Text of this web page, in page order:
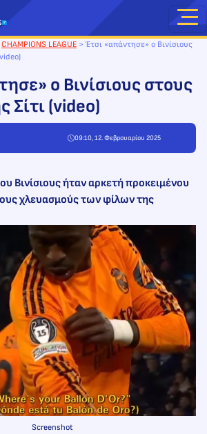
CHAMPIONS LEAGUE > Έτσι «απάντησε» ο Βινίσιους
ο Βινίσιους στους
Σίτι (video)
09:10, 12. Φεβρουαρίου 2025
Βινίσιους ήταν αρκετή προκειμένου
χλευασμούς των φίλων της
Screenshot